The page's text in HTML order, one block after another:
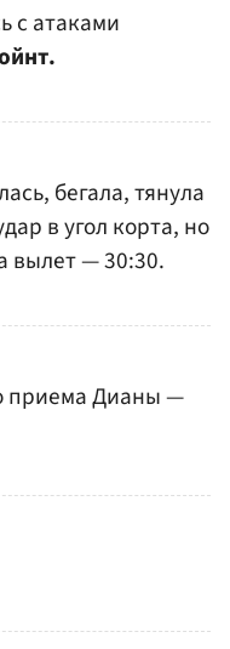
с атаками
бегала, тянула
в угол корта, но
вылет — 30:30.
приема Дианы —